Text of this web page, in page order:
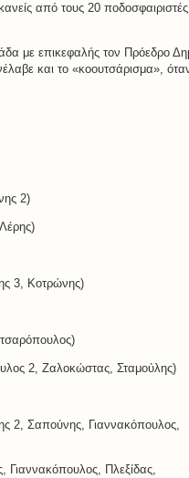
από τους 20
με επικεφαλής τον Πρόεδρο
και το «κοουτσάρισμα»,
2)
3, Κοτρώνης)
2, Ζαλοκώστας, Σταμούλης)
2, Σαπούνης, Γιαννακόπουλος,
Γιαννακόπουλος, Πλεξίδας,